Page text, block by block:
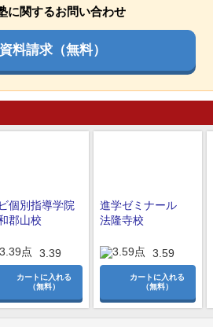
に関するお問い合わせ
資料請求（無料）
個別指導学院
郡山校
3.39
カートに入れる
（無料）
進学ゼミナール
法隆寺校
3.59
カートに入れる
（無料）